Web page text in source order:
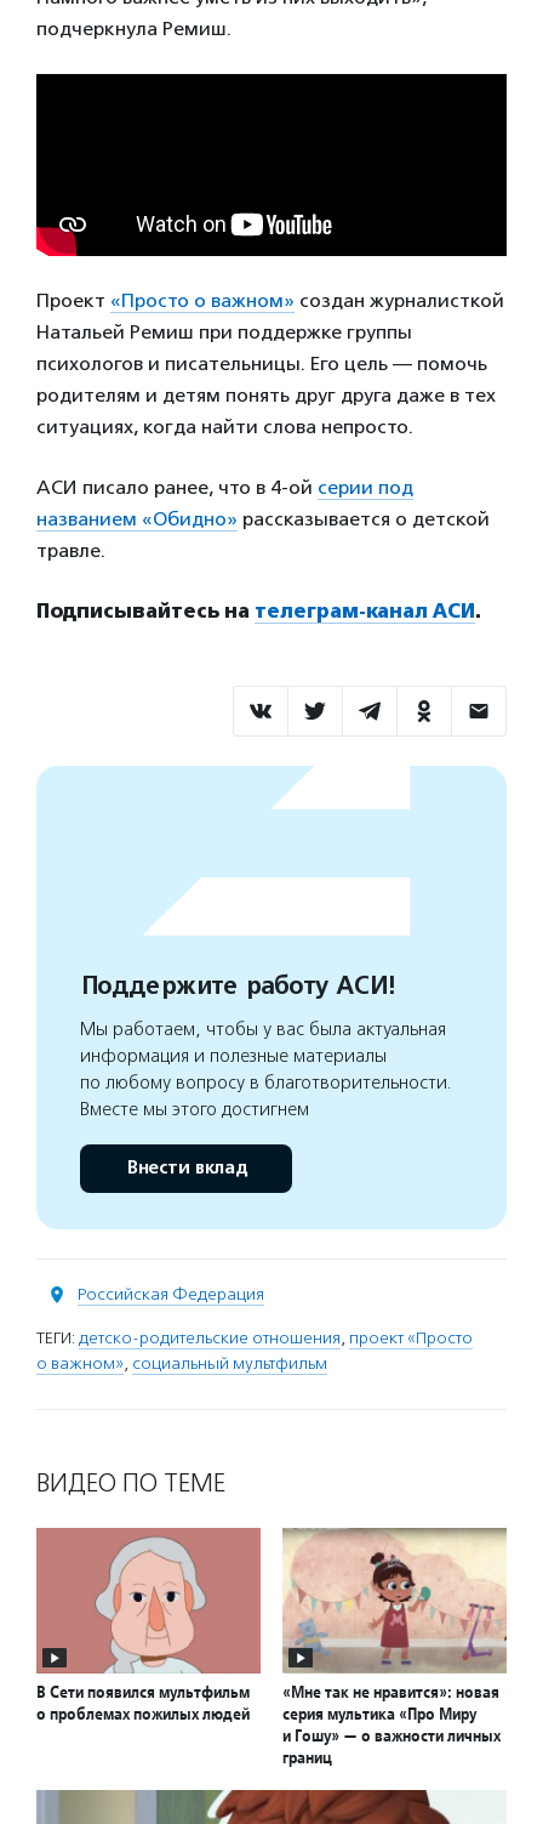
подчеркнула Ремиш.
Проект «Просто о важном» создан журналисткой
Натальей Ремиш при поддержке группы
психологов и писательницы. Его цель — помочь
родителям и детям понять друг друга даже в тех
ситуациях, когда найти слова непросто.
АСИ писало ранее, что в 4-ой серии под
названием «Обидно» рассказывается о детской
травле.
Подписывайтесь на телеграм-канал АСИ.
Поддержите работу АСИ!
Мы работаем, чтобы у вас была актуальная
информация и полезные материалы
по любому вопросу в благотворительности.
Вместе мы этого достигнем
Внести вклад
Российская Федерация
ТЕГИ: детско-родительские отношения, проект «Просто
о важном», социальный мультфильм
ВИДЕО ПО ТЕМЕ
В Сети появился мультфильм
о проблемах пожилых людей
«Мне так не нравится»: новая
серия мультика «Про Миру
и Гошу» — о важности личных
границ